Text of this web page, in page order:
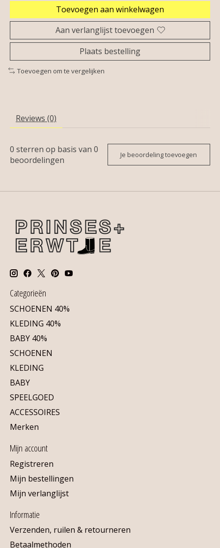
Toevoegen aan winkelwagen
Aan verlanglijst toevoegen
Plaats bestelling
Toevoegen om te vergelijken
Reviews (0)
0 sterren op basis van 0
beoordelingen
Je beoordeling toevoegen
Categorieën
SCHOENEN 40%
KLEDING 40%
BABY 40%
SCHOENEN
KLEDING
BABY
SPEELGOED
ACCESSOIRES
Merken
Mijn account
Registreren
Mijn bestellingen
Mijn verlanglijst
Informatie
Verzenden, ruilen & retourneren
Betaalmethoden